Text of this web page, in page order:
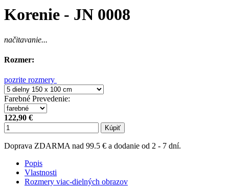
Korenie - JN 0008
načitavanie...
Rozmer:
pozrite rozmery
Farebné Prevedenie:
122,90 €
Kúpiť
Doprava ZDARMA nad 99.5 € a dodanie od 2 - 7 dní.
Popis
Vlastnosti
Rozmery viac-dielných obrazov